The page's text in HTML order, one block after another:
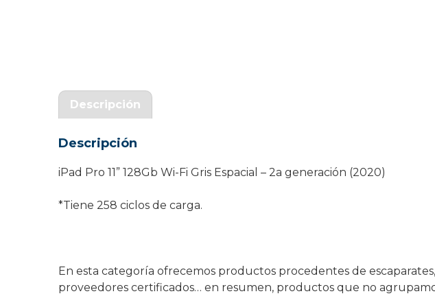
Descripción
Descripción
iPad Pro 11” 128Gb Wi-Fi Gris Espacial – 2a generación (2020)
*Tiene 258 ciclos de carga.
En esta categoría ofrecemos productos procedentes de
proveedores certificados… en resumen, productos que no